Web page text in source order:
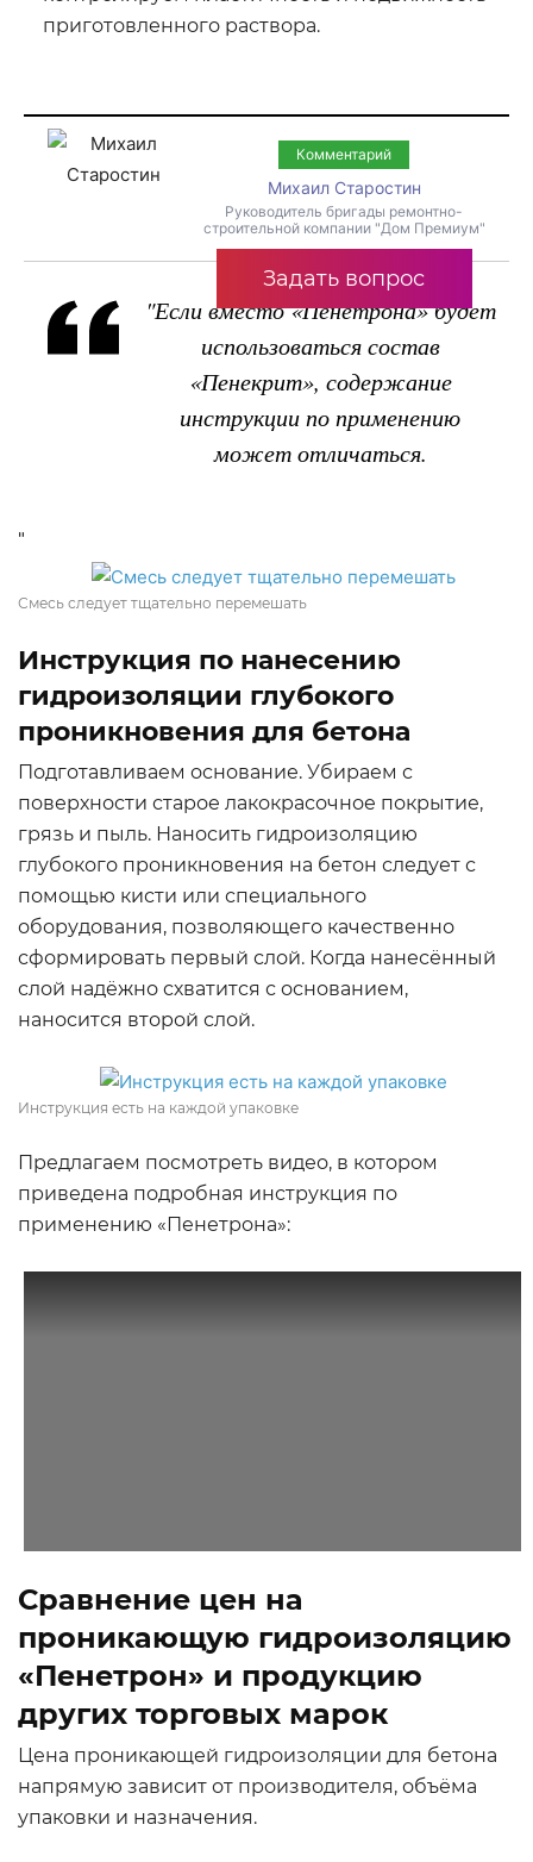
приготовленного раствора.
Комментарий
Михаил Старостин
Руководитель бригады ремонтно-
строительной компании "Дом Премиум"
Задать вопрос
"Если вместо «Пенетрона» будет
использоваться состав
«Пенекрит», содержание
инструкции по применению
может отличаться.
"
Смесь следует тщательно перемешать
Инструкция по нанесению
гидроизоляции глубокого
проникновения для бетона
Подготавливаем основание. Убираем с
поверхности старое лакокрасочное покрытие,
грязь и пыль. Наносить гидроизоляцию
глубокого проникновения на бетон следует с
помощью кисти или специального
оборудования, позволяющего качественно
сформировать первый слой. Когда нанесённый
слой надёжно схватится с основанием,
наносится второй слой.
Инструкция есть на каждой упаковке
Предлагаем посмотреть видео, в котором
приведена подробная инструкция по
применению «Пенетрона»:
Сравнение цен на
проникающую гидроизоляцию
«Пенетрон» и продукцию
других торговых марок
Цена проникающей гидроизоляции для бетона
напрямую зависит от производителя, объёма
упаковки и назначения.